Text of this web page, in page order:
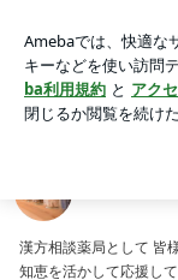
アプリをダウンロ
ょう。
漢方相談薬局として 皆
知恵を活かして応援し